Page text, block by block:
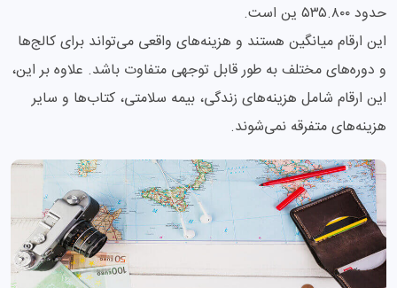
حدود ۵۳۵.۸۰۰ ین است.
این ارقام میانگین هستند و هزینه‌های واقعی می‌تواند برای کالج‌ها
و دوره‌های مختلف به طور قابل توجهی متفاوت باشد. علاوه بر این،
این ارقام شامل هزینه‌های زندگی، بیمه سلامتی، کتاب‌ها و سایر
هزینه‌های متفرقه نمی‌شوند.